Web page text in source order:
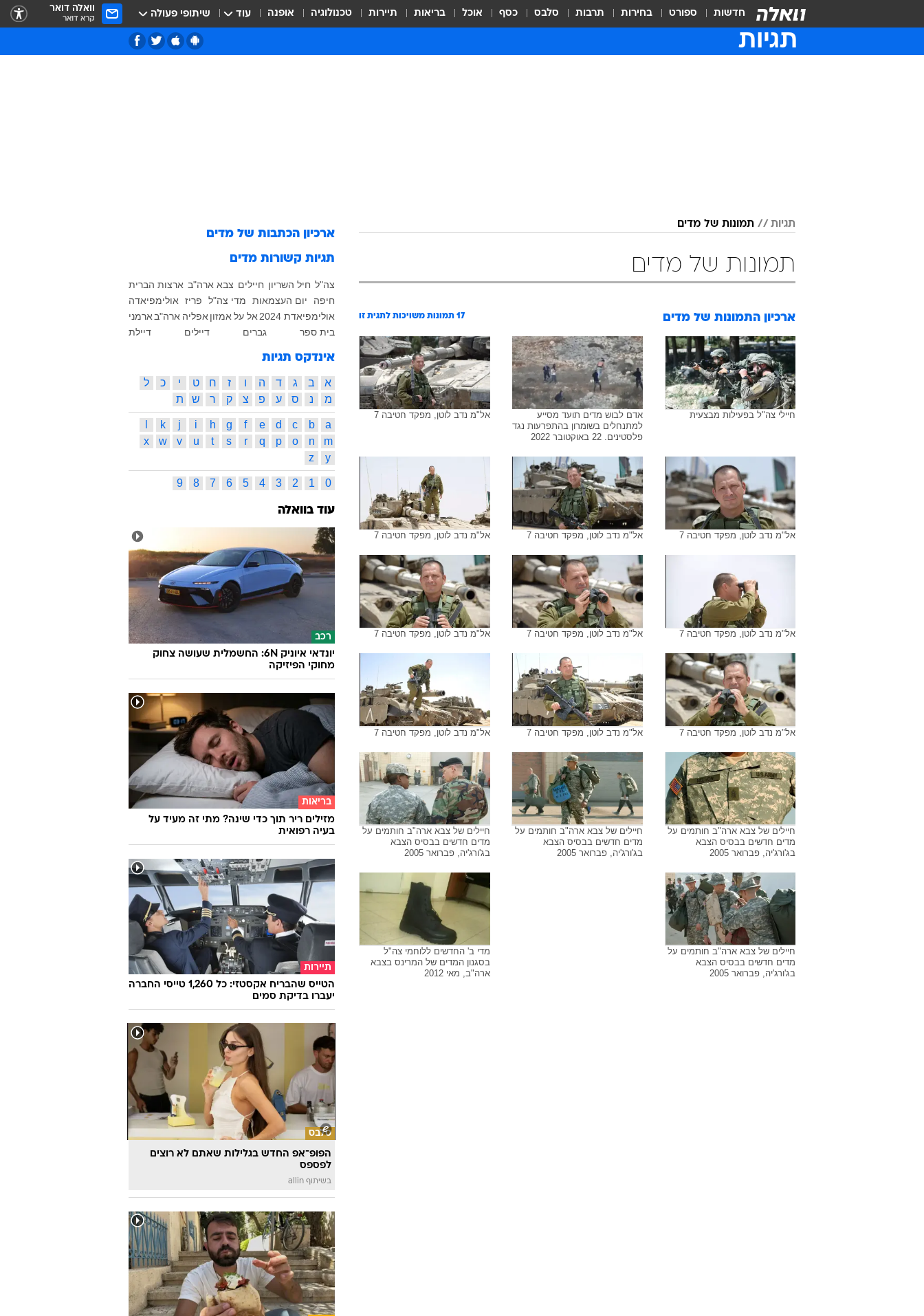
חדשות ספורט בחירות תרבות סלבס כסף אוכל בריאות תיירות טכנולוגיה אופנה עוד שיתופי פעולה וואלה דואר
קרא דואר
תגיות
תגיות תמונות של מדים
תמונות של מדים
ארכיון התמונות של מדים 17 תמונות משויכות לתגית זו
חיילי צה"ל בפעילות מבצעית
אדם לבוש מדים תועד מסייע
למתנחלים בשומרון בהתפרעות נגד
פלסטינים. 22 באוקטובר 2022
אל"מ נדב לוטן, מפקד חטיבה 7
אל"מ נדב לוטן, מפקד חטיבה 7 אל"מ נדב לוטן, מפקד חטיבה 7 אל"מ נדב לוטן, מפקד חטיבה 7
אל"מ נדב לוטן, מפקד חטיבה 7 אל"מ נדב לוטן, מפקד חטיבה 7 אל"מ נדב לוטן, מפקד חטיבה 7
אל"מ נדב לוטן, מפקד חטיבה 7 אל"מ נדב לוטן, מפקד חטיבה 7 אל"מ נדב לוטן, מפקד חטיבה 7
חיילים של צבא ארה"ב חותמים על
מדים חדשים בבסיס הצבא
בג'ורג'יה, פברואר 2005
חיילים של צבא ארה"ב חותמים על
מדים חדשים בבסיס הצבא
בג'ורג'יה, פברואר 2005
חיילים של צבא ארה"ב חותמים על
מדים חדשים בבסיס הצבא
בג'ורג'יה, פברואר 2005
חיילים של צבא ארה"ב חותמים על
מדים חדשים בבסיס הצבא
בג'ורג'יה, פברואר 2005
מדי ב' החדשים ללוחמי צה"ל
בסגנון המדים של המרינס בצבא
ארה"ב, מאי 2012
ארכיון הכתבות של מדים
תגיות קשורות מדים
צה"ל חיל השריון חיילים צבא ארה"ב ארצות הברית
חיפה
יום העצמאות מדי צה"ל פריז
אולימפיאדה
אולימפיאדת 2024
אל על אמזון אפליה ארה"ב ארמני
בית ספר
גברים דיילים דיילת
אינדקס תגיות
א ב ג ד ה ו ז ח ט י כ
ל
מ
נ ס ע פ צ ק ר ש ת
a
b
c
d
e
f
g
h
i
j
k
m
n
o
p
q
r
s
t
u
v
w
x
y
z
0
1
2
3
4
5
6
7
8
9
עוד בוואלה
רכב
יונדאי איוניק 6N: החשמלית שעושה צחוק
מחוקי הפיזיקה
בריאות
מזילים ריר תוך כדי שינה? מתי זה מעיד על
בעיה רפואית
תיירות
הטייס שהבריח אקסטזי: כל 1,260 טייסי החברה
יעברו בדיקת סמים
סלבס
הפופ־אפ החדש בגלילות שאתם לא רוצים
לפספס
בשיתוף allin